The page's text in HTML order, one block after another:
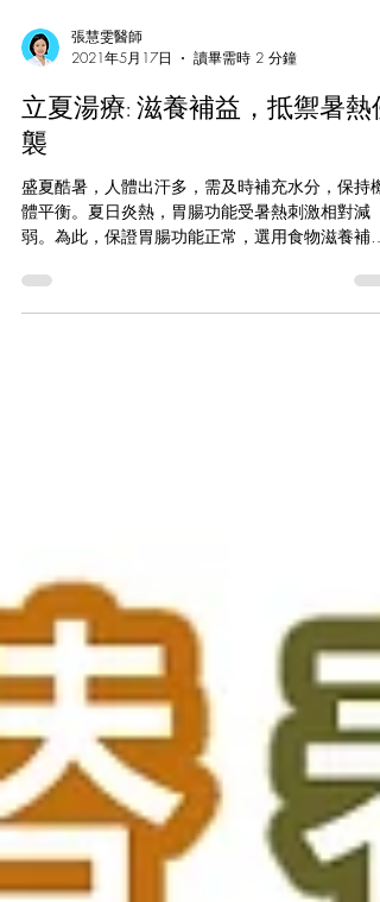
張慧雯醫師
2021年5月17日
讀畢需時 2 分鐘
襲
盛夏酷暑，人體出汗多，需及時補充水分，保持機
體平衡。夏日炎熱，胃腸功能受暑熱刺激相對減
益，抵禦暑熱侵襲，是夏季養生的重要一環。 1、